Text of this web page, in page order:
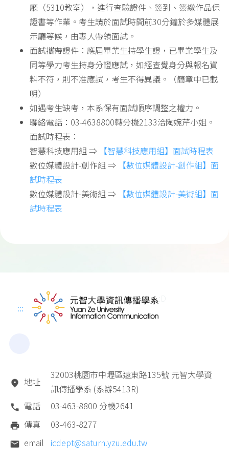
廳（5310教室），進行查驗證件、簽到、簽繳作品保
證書等作業。考生請於面試時間前30分鐘於多媒體展
示廳等候，由專人帶領面試。
面試攜帶證件：應屆畢業生持學生證，已畢業學生及
同等學力考生持身分證應試，如經查覺身分與報名資
料不符，則不准應試，考生不得異議。（簡章中已載
明）
如遇考生缺考，本系保有面試順序調整之權力。
聯絡電話：03-4638800轉分機2133洽陶婉芹小姐。
面試時程表：
智慧科技應用組 ⇒
【智慧科技應用組】面試時程表
數位媒體設計-創作組 ⇒
【數位媒體設計-創作組】面
試時程表
數位媒體設計-美術組 ⇒
【數位媒體設計-美術組】面
試時程表
:::
地址
32003桃園市中壢區遠東路135號 元智大學資
訊傳播學系 (系辦5413R)
電話
03-463-8800 分機2641
傳真
03-463-8277
email
icdept@saturn.yzu.edu.tw